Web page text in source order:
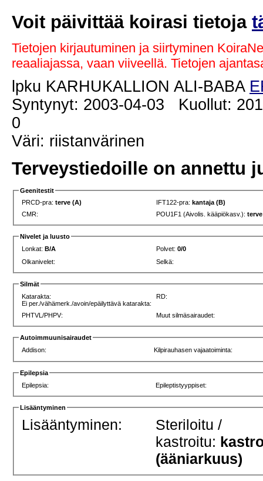
Voit päivittää koirasi tietoja
Tietojen kirjautuminen ja siirtyminen
reaaliajassa, vaan viiveellä. Tietojen
lpku KARHUKALLION ALI-BABA
Syntynyt: 2003-04-03 Kuollut:
0
Väri: riistanvärinen
Terveystiedoille on annettu
Geenitestit
PRCD-pra:terve (A) IFT122-pra: kantaja (B)
CMR:
POU1F1 (Aivolis. kääpiökasv.):
Nivelet ja luusto
Lonkat:B/A Polvet:0/0
Olkanivelet:
Selkä:
Silmät
Katarakta:
Ei per./vähämerk./avoin/epäilyttävä katarakta:
RD:
PHTVL/PHPV: Muut silmäsairaudet:
Autoimmuunisairaudet
Addison:
Kilpirauhasen vajaatoiminta:
Epilepsia
Epilepsia:
Epileptistyyppiset:
Lisääntyminen
Lisääntyminen:
Steriloitu /
kastroitu:
(ääniarkuus)